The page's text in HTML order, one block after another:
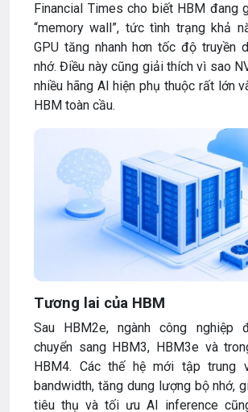
Financial Times cho biết HBM đang
“memory wall”, tức tình trạng khả
GPU tăng nhanh hơn tốc độ truyền
nhớ. Điều này cũng giải thích vì sao
nhiều hãng AI hiện phụ thuộc rất lớn
HBM toàn cầu.
Tương lai của HBM
Sau HBM2e, ngành công nghiệp
chuyển sang HBM3, HBM3e và
HBM4. Các thế hệ mới tập trung
bandwidth, tăng dung lượng bộ nhớ,
tiêu thụ và tối ưu AI inference